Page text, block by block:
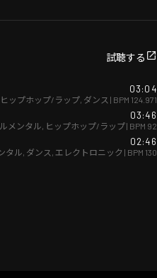
試聴する
03:04
ヒップホップ/ラップ ダンス | BPM 124.971
03:46
メンタル ヒップホップ/ラップ| BPM 92
02:46
タル ダンス エレクトロニック | BPM 130